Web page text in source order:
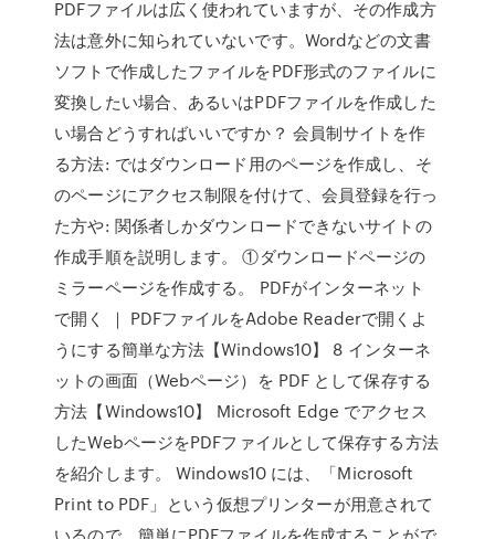
PDFファイルは広く使われていますが、その作成方
法は意外に知られていないです。Wordなどの文書
ソフトで作成したファイルをPDF形式のファイルに
変換したい場合、あるいはPDFファイルを作成した
い場合どうすればいいですか？ 会員制サイトを作
る方法: ではダウンロード用のページを作成し、そ
のページにアクセス制限を付けて、会員登録を行っ
た方や: 関係者しかダウンロードできないサイトの
作成手順を説明します。 ①ダウンロードページの
ミラーページを作成する。 PDFがインターネット
で開く ｜ PDFファイルをAdobe Readerで開くよ
うにする簡単な方法【Windows10】 8 インターネ
ットの画面（Webページ）を PDF として保存する
方法【Windows10】 Microsoft Edge でアクセス
したWebページをPDFファイルとして保存する方法
を紹介します。 Windows10 には、「Microsoft
Print to PDF」という仮想プリンターが用意されて
いるので、簡単にPDFファイルを作成することがで